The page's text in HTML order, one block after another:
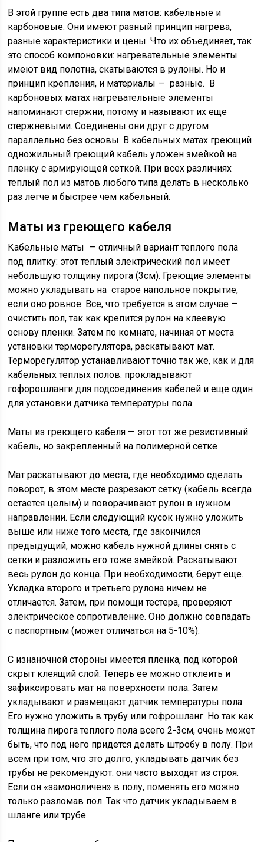
В этой группе есть два типа матов: кабельные и
карбоновые. Они имеют разный принцип нагрева,
разные характеристики и цены. Что их объединяет, так
это способ компоновки: нагревательные элементы
имеют вид полотна, скатываются в рулоны. Но и
принцип крепления, и материалы — разные. В
карбоновых матах нагревательные элементы
напоминают стержни, потому и называют их еще
стержневыми. Соединены они друг с другом
параллельно без основы. В кабельных матах греющий
одножильный греющий кабель уложен змейкой на
пленку с армирующей сеткой. При всех различиях
теплый пол из матов любого типа делать в несколько
раз легче и быстрее чем кабельный.
Маты из греющего кабеля
Кабельные маты — отличный вариант теплого пола
под плитку: этот теплый электрический пол имеет
небольшую толщину пирога (3см). Греющие элементы
можно укладывать на старое напольное покрытие,
если оно ровное. Все, что требуется в этом случае —
очистить пол, так как крепится рулон на клеевую
основу пленки. Затем по комнате, начиная от места
установки терморегулятора, раскатывают мат.
Терморегулятор устанавливают точно так же, как и для
кабельных теплых полов: прокладывают
гофорошланги для подсоединения кабелей и еще один
для установки датчика температуры пола.
Маты из греющего кабеля — этот тот же резистивный
кабель, но закрепленный на полимерной сетке
Мат раскатывают до места, где необходимо сделать
поворот, в этом месте разрезают сетку (кабель всегда
остается целым) и поворачивают рулон в нужном
направлении. Если следующий кусок нужно уложить
выше или ниже того места, где закончился
предыдущий, можно кабель нужной длины снять с
сетки и разложить его тоже змейкой. Раскатывают
весь рулон до конца. При необходимости, берут еще.
Укладка второго и третьего рулона ничем не
отличается. Затем, при помощи тестера, проверяют
электрическое сопротивление. Оно должно совпадать
с паспортным (может отличаться на 5-10%).
С изнаночной стороны имеется пленка, под которой
скрыт клеящий слой. Теперь ее можно отклеить и
зафиксировать мат на поверхности пола. Затем
укладывают и размещают датчик температуры пола.
Его нужно уложить в трубу или гофрошланг. Но так как
толщина пирога теплого пола всего 2-3см, очень может
быть, что под него придется делать штробу в полу. При
всем при том, что это долго, укладывать датчик без
трубы не рекомендуют: они часто выходят из строя.
Если он «замоноличен» в полу, поменять его можно
только разломав пол. Так что датчик укладываем в
шланге или трубе.